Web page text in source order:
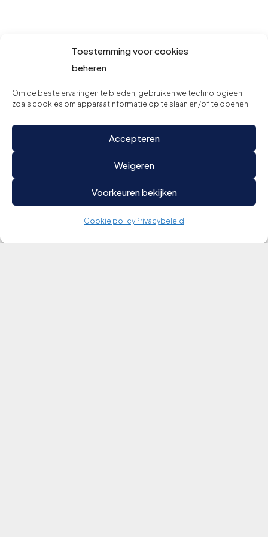
Toestemming voor cookies
beheren
Om de beste ervaringen te bieden, gebruiken we technologieën
zoals cookies om apparaatinformatie op te slaan en/of te openen.
Accepteren
Weigeren
Voorkeuren bekijken
Cookie policyPrivacybeleid